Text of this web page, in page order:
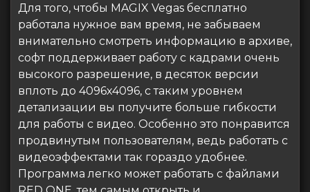
Для того, чтобы MAGIX Vegas бесплатно
работала нужное вам время, не забываем
внимательно смотреть информацию в архиве,
софт поддерживает работу с кадрами очень
высокого разрешение, в десяток версии
вплоть до 4096х4096, с таким уровнем
детализации вы получите больше гибкости
для работы с видео. Особенно это понравится
продвинутым пользователям, ведь работать с
видеоэффектами так гораздо удобнее.
Программа легко может работать с файлами